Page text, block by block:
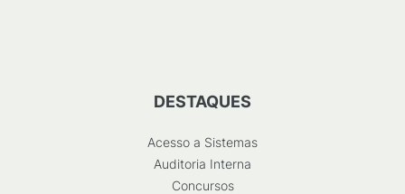
DESTAQUES
Acesso a Sistemas
Auditoria Interna
Concursos